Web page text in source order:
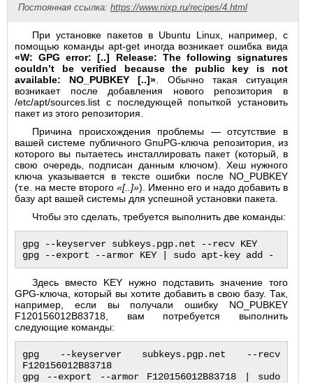
Постоянная ссылка: https://www.nixp.ru/recipes/4.html
При установке пакетов в Ubuntu Linux, например, с
помощью команды apt-get иногда возникает ошибка вида
«W: GPG error: [..] Release: The following signatures
couldn’t be verified because the public key is not
available: NO_PUBKEY [..]» . Обычно такая ситуация
возникает после добавления нового репозитория в
/etc/apt/sources.list с последующей попыткой установить
пакет из этого репозитория.
Причина происхождения проблемы — отсутствие в
вашей системе публичного GnuPG-ключа репозитория, из
которого вы пытаетесь инсталлировать пакет (который, в
свою очередь, подписан данным ключом). Хеш нужного
ключа указывается в тексте ошибки после NO_PUBKEY
(т.е. на месте второго «[..]»). Именно его и надо добавить в
базу apt вашей системы для успешной установки пакета.
Чтобы это сделать, требуется выполнить две команды:
gpg --keyserver subkeys.pgp.net --recv KEY
Здесь вместо KEY нужно подставить значение того
GPG-ключа, который вы хотите добавить в свою базу. Так,
например, если вы получали ошибку NO_PUBKEY
F120156012B83718, вам потребуется выполнить
следующие команды:
gpg --keyserver subkeys.pgp.net --recv
F120156012B83718
gpg --export --armor F120156012B83718 | sudo